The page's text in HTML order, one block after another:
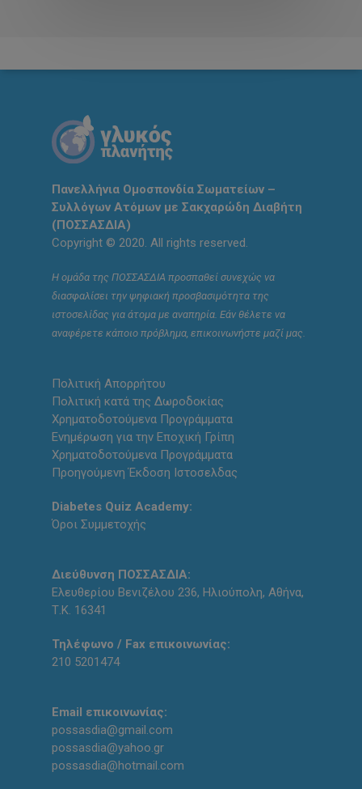
Πανελλήνια Ομοσπονδία Σωματείων –
Συλλόγων Ατόμων με Σακχαρώδη Διαβήτη
(ΠΟΣΣΑΣΔΙΑ)
Copyright © 2020. All rights reserved.
Η ομάδα της ΠΟΣΣΑΣΔΙΑ προσπαθεί συνεχώς να
διασφαλίσει την ψηφιακή προσβασιμότητα της
ιστοσελίδας για άτομα με αναπηρία. Εάν θέλετε να
αναφέρετε κάποιο πρόβλημα, επικοινωνήστε μαζί μας.
Πολιτική Απορρήτου
Πολιτική κατά της Δωροδοκίας
Χρηματοδοτούμενα Προγράμματα
Ενημέρωση για την Εποχική Γρίπη
Χρηματοδοτούμενα Προγράμματα
Προηγούμενη Έκδοση Ιστοσελδας
Diabetes Quiz Academy:
Όροι Συμμετοχής
Διεύθυνση ΠΟΣΣΑΣΔΙΑ:
Ελευθερίου Βενιζέλου 236, Ηλιούπολη, Αθήνα,
Τ.Κ. 16341
Τηλέφωνο / Fax επικοινωνίας:
210 5201474
Email επικοινωνίας:
possasdia@gmail.com
possasdia@yahoo.gr
possasdia@hotmail.com